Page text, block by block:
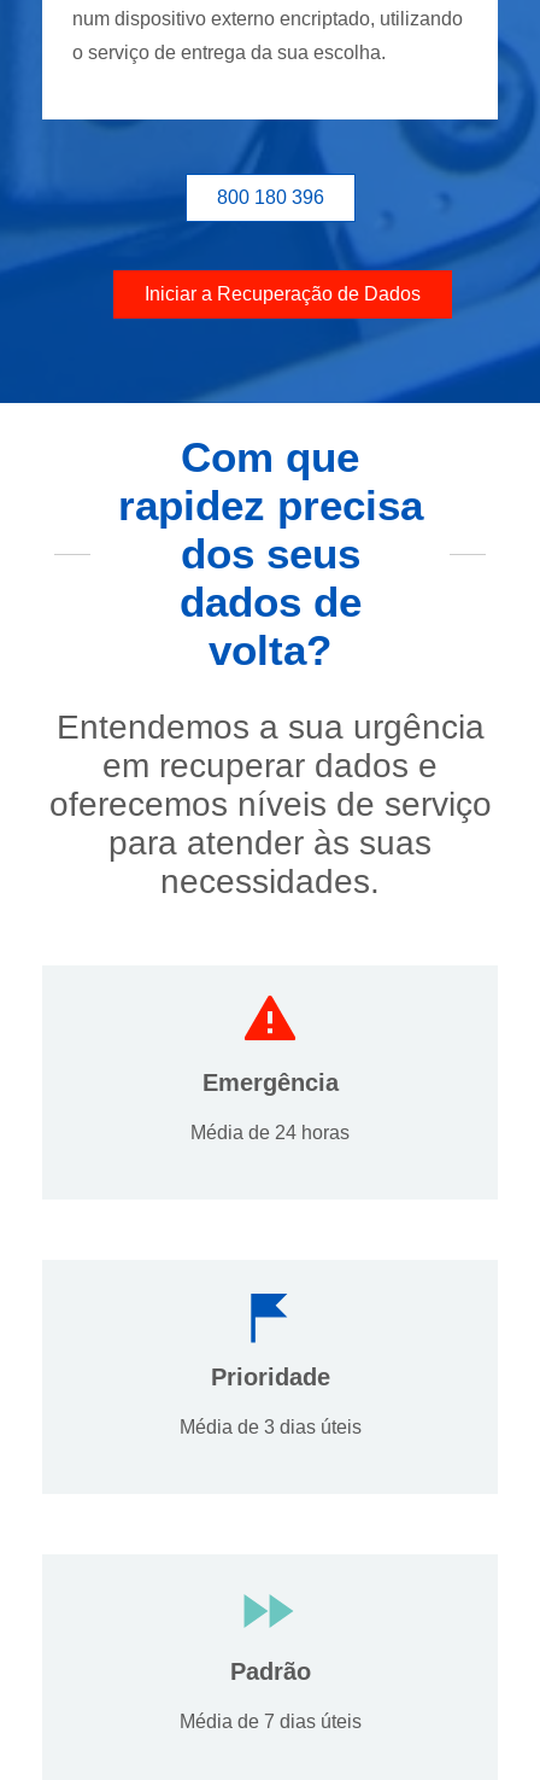
num dispositivo externo encriptado, utilizando
o serviço de entrega da sua escolha.
800 180 396
Iniciar a Recuperação de Dados
Com que
rapidez precisa
dos seus
dados de
volta?
Entendemos a sua urgência
em recuperar dados e
oferecemos níveis de serviço
para atender às suas
necessidades.
Emergência
Média de 24 horas
Prioridade
Média de 3 dias úteis
Padrão
Média de 7 dias úteis